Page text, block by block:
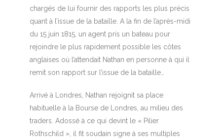
chargés de lui fournir des rapports les plus précis
quant à l’issue de la bataille. A la fin de l’après-midi
du 15 juin 1815, un agent pris un bateau pour
rejoindre le plus rapidement possible les côtes
anglaises où l’attendait Nathan en personne à qui il
remit son rapport sur l’issue de la bataille…
Arrivé à Londres, Nathan rejoignit sa place
habituelle à la Bourse de Londres, au milieu des
traders. Adossé à ce qui devint le « Pilier
Rothschild », il fit soudain signe à ses multiples